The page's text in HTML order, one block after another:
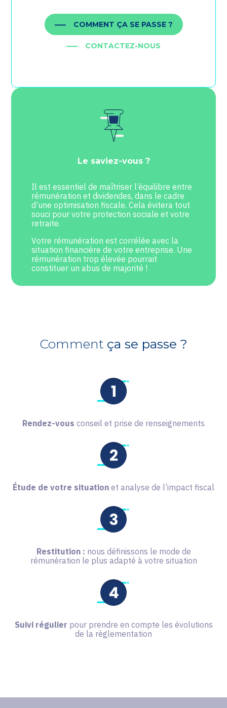
COMMENT ÇA SE PASSE ?
CONTACTEZ-NOUS
Le saviez-vous ?
Il est essentiel de maîtriser l’équilibre entre
rémunération et dividendes, dans le cadre
d’une optimisation fiscale. Cela évitera tout
souci pour votre protection sociale et votre
retraite.
Votre rémunération est corrélée avec la
situation financière de votre entreprise. Une
rémunération trop élevée pourrait
constituer un abus de majorité !
Comment ça se passe ?
Rendez-vous conseil et prise de renseignements
Étude de votre situation et analyse de l’impact fiscal
Restitution : nous définissons le mode de
rémunération le plus adapté à votre situation
Suivi régulier pour prendre en compte les évolutions
de la règlementation